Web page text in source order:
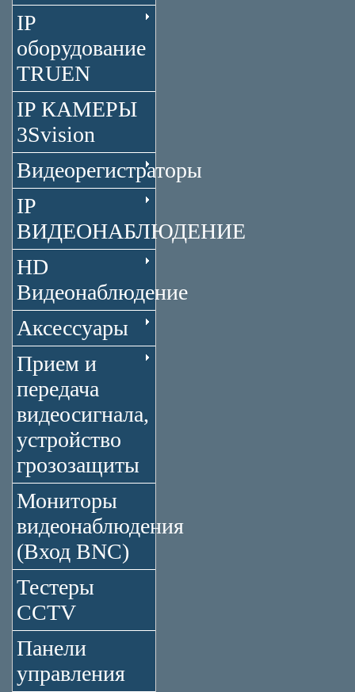
IP
оборудование
TRUEN
IP КАМЕРЫ
3Svision
Видеорегистраторы
IP
ВИДЕОНАБЛЮДЕНИЕ
HD
Видеонаблюдение
Аксессуары
Прием и
передача
видеосигнала,
устройство
грозозащиты
Мониторы
видеонаблюдения
(Вход BNC)
Тестеры
CCTV
Панели
управления